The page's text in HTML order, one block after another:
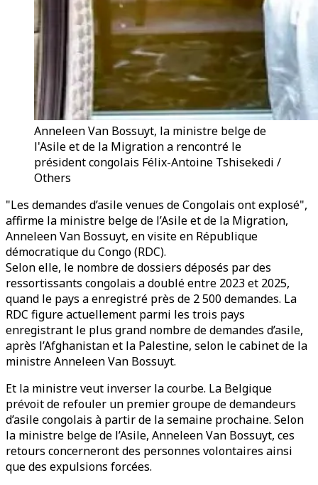
Anneleen Van Bossuyt, la ministre belge de
l'Asile et de la Migration a rencontré le
président congolais Félix-Antoine Tshisekedi /
Others
"Les demandes d’asile venues de Congolais ont explosé",
affirme la ministre belge de l’Asile et de la Migration,
Anneleen Van Bossuyt, en visite en République
démocratique du Congo (RDC).
Selon elle, le nombre de dossiers déposés par des
ressortissants congolais a doublé entre 2023 et 2025,
quand le pays a enregistré près de 2 500 demandes. La
RDC figure actuellement parmi les trois pays
enregistrant le plus grand nombre de demandes d’asile,
après l’Afghanistan et la Palestine, selon le cabinet de la
ministre Anneleen Van Bossuyt.
Et la ministre veut inverser la courbe. La Belgique
prévoit de refouler un premier groupe de demandeurs
d’asile congolais à partir de la semaine prochaine. Selon
la ministre belge de l’Asile, Anneleen Van Bossuyt, ces
retours concerneront des personnes volontaires ainsi
que des expulsions forcées.